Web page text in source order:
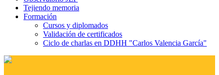
Tejiendo memoria
Formación
Cursos y diplomados
Validación de certificados
Ciclo de charlas en DDHH "Carlos Valencia García"